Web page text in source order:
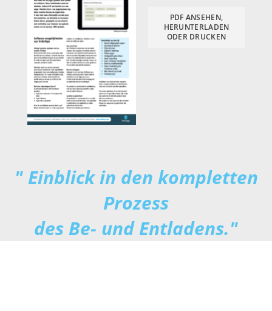
PDF ANSEHEN,
HERUNTERLADEN
ODER DRUCKEN
" Einblick in den kompletten
Prozess
des Be- und Entladens."